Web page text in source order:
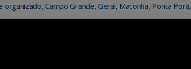
organizado, Campo Grande, Geral, Maconha, Ponta Porã,